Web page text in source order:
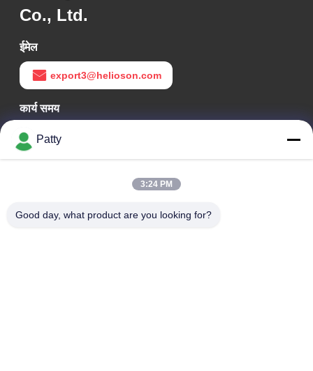
Co., Ltd.
ईमेल
export3@helioson.com
कार्य समय
09:30-18:30
हमारा पता
Patty
3:24 PM
Good day, what product are you looking for?